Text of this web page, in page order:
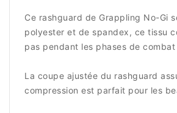
Ce rashguard de Grappling No-Gi
polyester et de spandex, ce tissu
pas pendant les phases de combat
La coupe ajustée du rashguard
compression est parfait pour les